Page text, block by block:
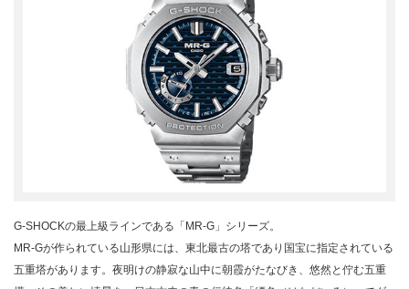
G-SHOCKの最上級ラインである「MR-G」シリーズ。
MR-Gが作られている山形県には、東北最古の塔であり国宝に指定されている
五重塔があります。夜明けの静寂な山中に朝霞がたなびき、悠然と佇む五重